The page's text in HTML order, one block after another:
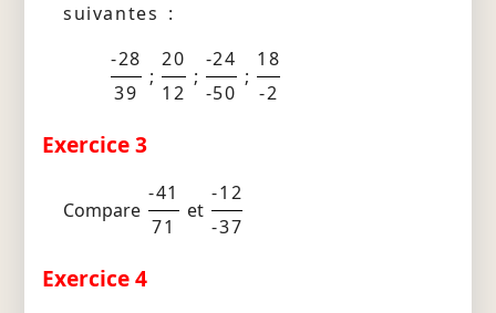
suivantes :
-28
39
;
20
12
;
-24
-50
;
18
-2
Exercice 3
Compare
-41
71
et
-12
-37
Exercice 4